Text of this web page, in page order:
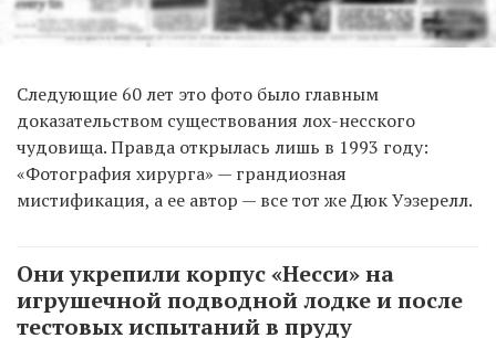
Следующие 60 лет это фото было главным
доказательством существования лох-несского
чудовища. Правда открылась лишь в 1993 году:
«Фотография хирурга» — грандиозная
мистификация, а ее автор — все тот же Дюк Уэзерелл.
Они укрепили корпус «Несси» на
игрушечной подводной лодке и после
тестовых испытаний в пруду